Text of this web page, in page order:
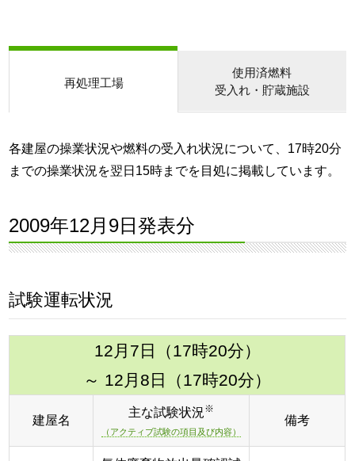
再処理工場
使用済燃料
受入れ・貯蔵施設
各建屋の操業状況や燃料の受入れ状況について、17時20分
までの操業状況を翌日15時までを目処に掲載しています。
2009年12月9日発表分
試験運転状況
12月7日（17時20分）
～ 12月8日（17時20分）
建屋名
主な試験状況※
（アクティブ試験の項目及び内容）
備考